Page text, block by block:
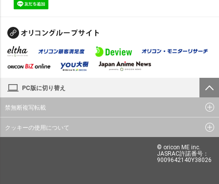
PC版に切り替え
禁無断複写転載
クッキーの使用について
© oricon ME inc.
JASRAC許諾番号：
9009642140Y38026